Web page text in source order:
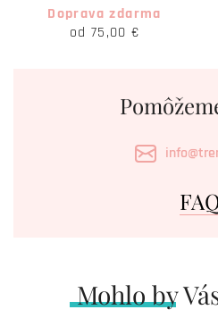
Doprava zdarma
od 75,00 €
Mohlo by